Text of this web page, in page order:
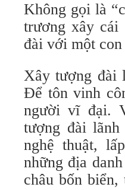
Không gọi là
trương xây cái
đài với một con
Xây tượng đài
Để tôn vinh
người vĩ đại.
tượng đài
nghệ thuật,
những địa
châu bốn